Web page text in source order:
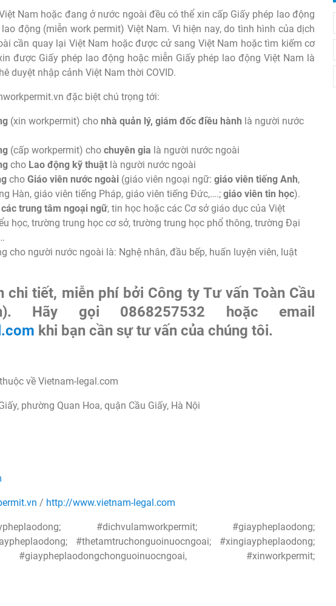
Nam hoặc đang ở nước ngoài đều có thể xin cấp Giấy phép lao động
động (miễn work permit) Việt Nam. Vì hiện nay, do tình hình của dịch
cần quay lại Việt Nam hoặc được cử sang Việt Nam hoặc tìm kiếm cơ
được Giấy phép lao động hoặc miễn Giấy phép lao động Việt Nam là
duyệt nhập cảnh Việt Nam thời COVID.
đặc biệt chú trọng tới:
(xin workpermit) cho nhà quản lý, giám đốc điều hành là người nước
(cấp workpermit) cho chuyên gia là người nước ngoài
cho Lao động kỹ thuật là người nước ngoài
cho Giáo viên nước ngoài (giáo viên ngoại ngữ: giáo viên tiếng Anh,
Hàn, giáo viên tiếng Pháp, giáo viên tiếng Đức,….; giáo viên tin học).
trung tâm ngoại ngữ, tin học hoặc các Cơ sở giáo dục của Việt
học, trường trung học cơ sở, trường trung học phổ thông, trường Đại
cho người nước ngoài là: Nghệ nhân, đầu bếp, huấn luyện viên, luật
tiết, miễn phí bởi Công ty Tư vấn Toàn Cầu
Hãy gọi 0868257532 hoặc email
khi bạn cần sự tư vấn của chúng tôi.
về Vietnam-legal.com
phường Quan Hoa, quận Cầu Giấy, Hà Nội
/ http://www.vietnam-legal.com
#dichvulamworkpermit; #giaypheplaodong;
#thetamtruchonguoinuocngoai; #xingiaypheplaodong;
#xinworkpermit;